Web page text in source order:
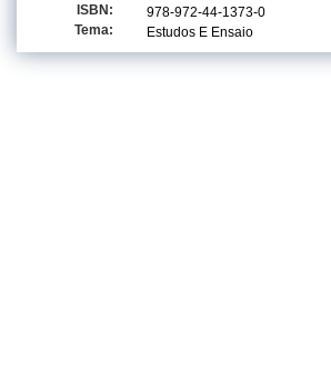
ISBN:
978-972-44-1373-0
Tema:
Estudos E Ensaio